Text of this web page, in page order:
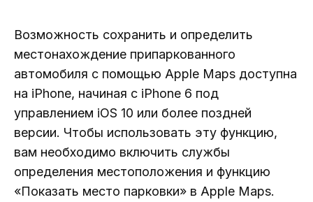
Возможность сохранить и определить
местонахождение припаркованного
автомобиля с помощью Apple Maps доступна
на iPhone, начиная с iPhone 6 под
управлением iOS 10 или более поздней
версии. Чтобы использовать эту функцию,
вам необходимо включить службы
определения местоположения и функцию
«Показать место парковки» в Apple Maps.